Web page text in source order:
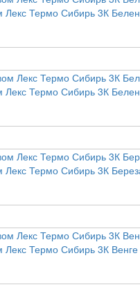
Лекс Термо Сибирь 3К
Лекс Термо Сибирь 3К
Лекс Термо Сибирь 3К
Лекс Термо Сибирь 3К